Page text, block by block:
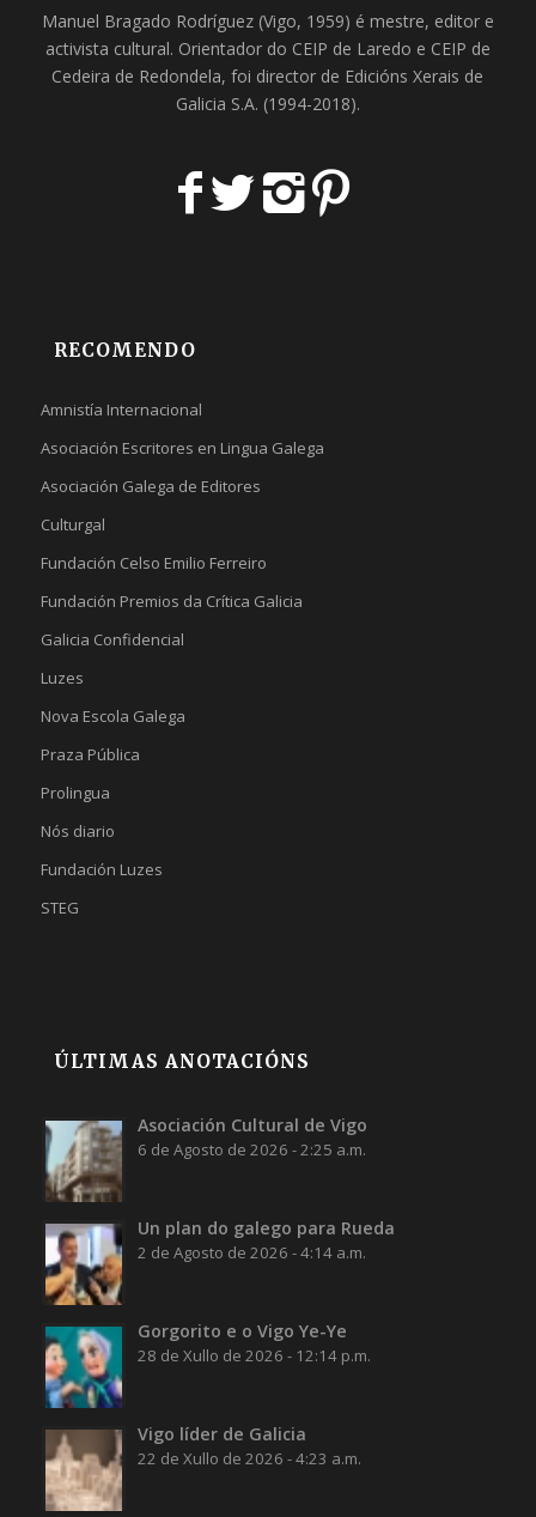
Manuel Bragado Rodríguez (Vigo, 1959) é mestre, editor e
activista cultural. Orientador do CEIP de Laredo e CEIP de
Cedeira de Redondela, foi director de Edicións Xerais de
Galicia S.A. (1994-2018).
RECOMENDO
Amnistía Internacional
Asociación Escritores en Lingua Galega
Asociación Galega de Editores
Culturgal
Fundación Celso Emilio Ferreiro
Fundación Premios da Crítica Galicia
Galicia Confidencial
Luzes
Nova Escola Galega
Praza Pública
Prolingua
Nós diario
Fundación Luzes
STEG
ÚLTIMAS ANOTACIÓNS
Asociación Cultural de Vigo
6 de Agosto de 2026 - 2:25 a.m.
Un plan do galego para Rueda
2 de Agosto de 2026 - 4:14 a.m.
Gorgorito e o Vigo Ye-Ye
28 de Xullo de 2026 - 12:14 p.m.
Vigo líder de Galicia
22 de Xullo de 2026 - 4:23 a.m.